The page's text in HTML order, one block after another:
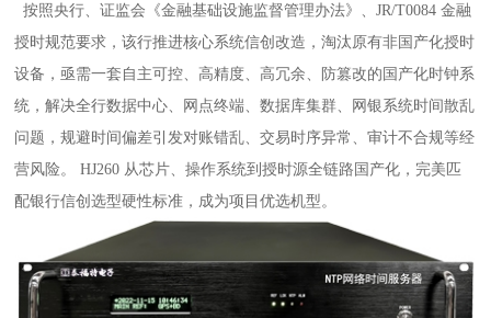
按照央行、证监会《金融基础设施监督管理办法》、JR/T0084 金融
授时规范要求，该行推进核心系统信创改造，淘汰原有非国产化授时
设备，亟需一套自主可控、高精度、高冗余、防篡改的国产化时钟系
统，解决全行数据中心、网点终端、数据库集群、网银系统时间散乱
问题，规避时间偏差引发对账错乱、交易时序异常、审计不合规等经
营风险。 HJ260 从芯片、操作系统到授时源全链路国产化，完美匹
配银行信创选型硬性标准，成为项目优选机型。